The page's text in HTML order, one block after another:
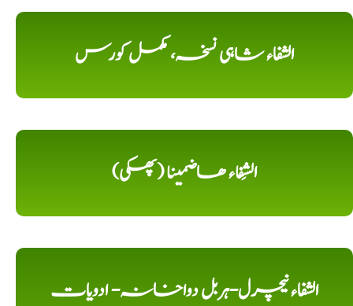
الشفاء شاہی نسخہ، مکمل کورس
الشِفاء ھاضمینا (پھکی)
الشفاء نیچرل-ہربل دواخانہ- ادویات